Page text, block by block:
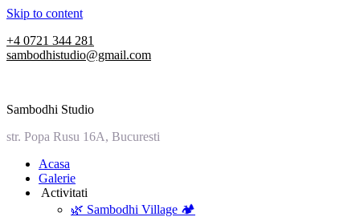
Skip to content
+4 0721 344 281
sambodhistudio@gmail.com
Sambodhi Studio
str. Popa Rusu 16A, Bucuresti
‎Acasa
Galerie
‎ ‎Activitati‎
🌿 Sambodhi Village 🏕️